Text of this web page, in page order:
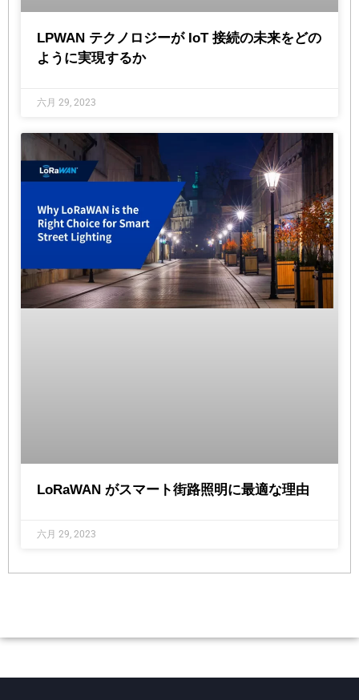
LPWAN テクノロジーが IoT 接続の未来をどの
ように実現するか
六月 29, 2023
LoRaWAN がスマート街路照明に最適な理由
六月 29, 2023